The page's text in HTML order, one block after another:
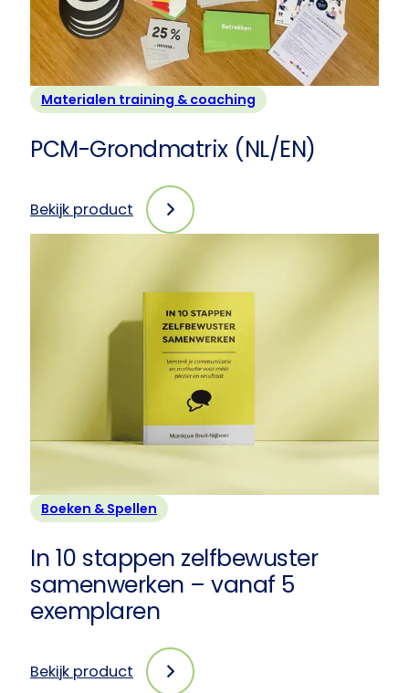
Materialen training & coaching
PCM-Grondmatrix (NL/EN)
Bekijk product
:
(NL/EN)
Boeken & Spellen
In 10 stappen zelfbewuster
samenwerken – vanaf 5
exemplaren
Bekijk product
: